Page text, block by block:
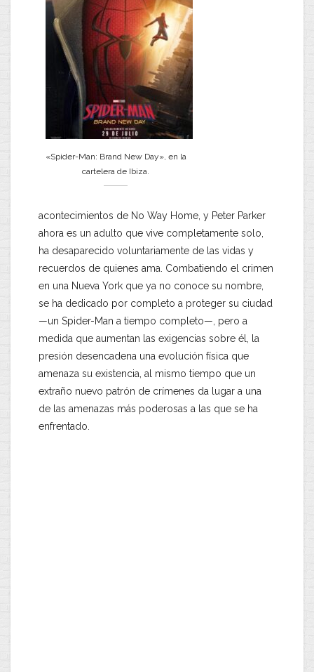
«Spider-Man: Brand New Day», en la
cartelera de Ibiza.
acontecimientos de No Way Home, y Peter Parker
ahora es un adulto que vive completamente solo,
ha desaparecido voluntariamente de las vidas y
recuerdos de quienes ama. Combatiendo el crimen
en una Nueva York que ya no conoce su nombre,
se ha dedicado por completo a proteger su ciudad
—un Spider-Man a tiempo completo—, pero a
medida que aumentan las exigencias sobre él, la
presión desencadena una evolución física que
amenaza su existencia, al mismo tiempo que un
extraño nuevo patrón de crímenes da lugar a una
de las amenazas más poderosas a las que se ha
enfrentado.